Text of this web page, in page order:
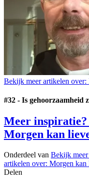
Bekijk meer artikelen over:
#32 - Is gehoorzaamheid
Meer
Morgen kan
Onderdeel van Bekijk
artikelen over: Morgen kan
Delen